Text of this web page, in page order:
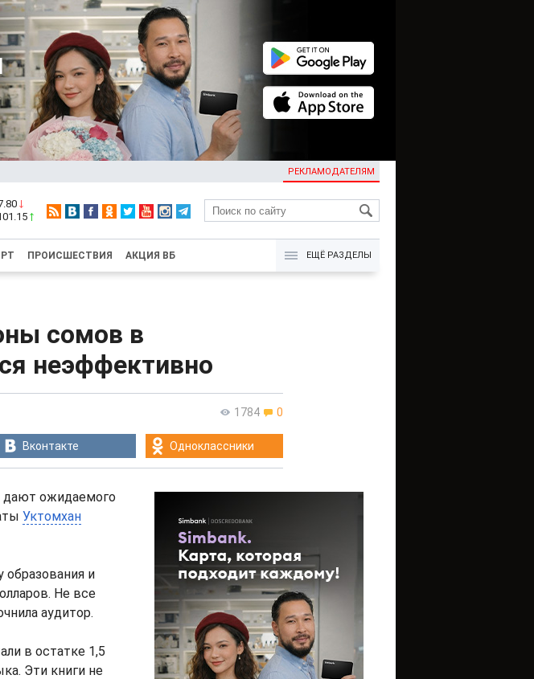
РЕКЛАМОДАТЕЛЯМ
KG
ПРОИСШЕСТВИЯ АКЦИЯ ВБ ЕЩЁ РАЗДЕЛЫ
сомов в
неэффективно
1784 0
Вконтакте Одноклассники
дают ожидаемого
Уктомхан
и
Не все
аудитор.
в остатке 1,5
Эти книги не